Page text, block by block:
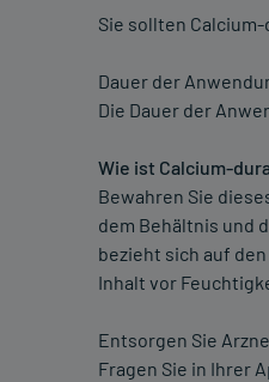
Sie sollten Calcium-
Dauer der
Die Dauer der
Wie ist Calcium-
Bewahren Sie
dem Behältnis und
bezieht sich auf
Inhalt vor
Entsorgen Sie
Fragen Sie in Ihrer